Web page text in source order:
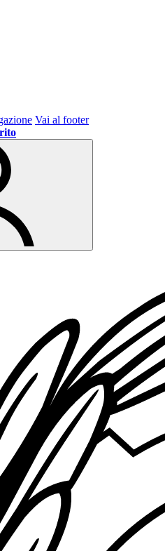
Vai al footer